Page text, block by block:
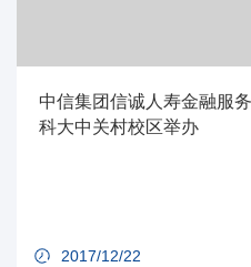
中信集团信诚人寿金融服
科大中关村校区举办
2017/12/22